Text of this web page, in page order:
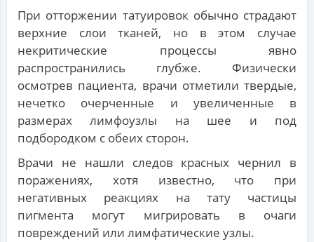
При отторжении татуировок обычно страдают
верхние слои тканей, но в этом случае
некритические процессы явно
распространились глубже. Физически
осмотрев пациента, врачи отметили твердые,
нечетко очерченные и увеличенные в
размерах лимфоузлы на шее и под
подбородком с обеих сторон.
Врачи не нашли следов красных чернил в
поражениях, хотя известно, что при
негативных реакциях на тату частицы
пигмента могут мигрировать в очаги
повреждений или лимфатические узлы.